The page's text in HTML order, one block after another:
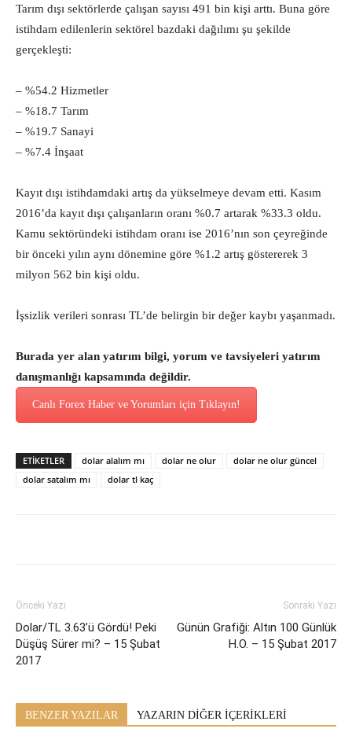
Tarım dışı sektörlerde çalışan sayısı 491 bin kişi arttı. Buna göre
istihdam edilenlerin sektörel bazdaki dağılımı şu şekilde
gerçekleşti:
– %54.2 Hizmetler
– %18.7 Tarım
– %19.7 Sanayi
– %7.4 İnşaat
Kayıt dışı istihdamdaki artış da yükselmeye devam etti. Kasım
2016’da kayıt dışı çalışanların oranı %0.7 artarak %33.3 oldu.
Kamu sektöründeki istihdam oranı ise 2016’nın son çeyreğinde
bir önceki yılın aynı dönemine göre %1.2 artış göstererek 3
milyon 562 bin kişi oldu.
İşsizlik verileri sonrası TL’de belirgin bir değer kaybı yaşanmadı.
Burada yer alan yatırım bilgi, yorum ve tavsiyeleri yatırım
danışmanlığı kapsamında değildir.
Canlı Forex Haber ve Yorumları için Tıklayın!
ETİKETLER dolar alalım mı dolar ne olur
dolar ne olur güncel
dolar satalım mı
dolar tl kaç
Önceki Yazı
Dolar/TL 3.63’ü Gördü! Peki
Düşüş Sürer mi? – 15 Şubat
2017
Sonraki Yazı
Günün Grafiği: Altın 100 Günlük
H.O. – 15 Şubat 2017
BENZER YAZILAR YAZARIN DİĞER İÇERİKLERİ